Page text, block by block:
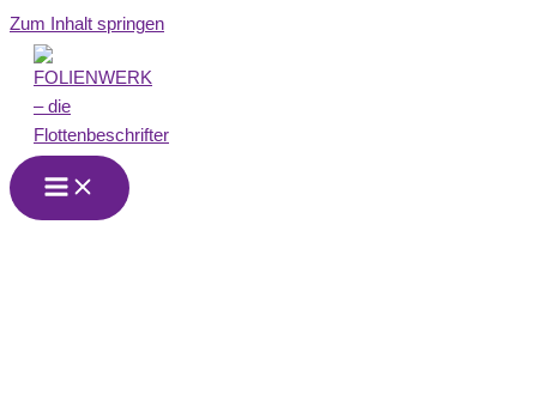
Zum Inhalt springen